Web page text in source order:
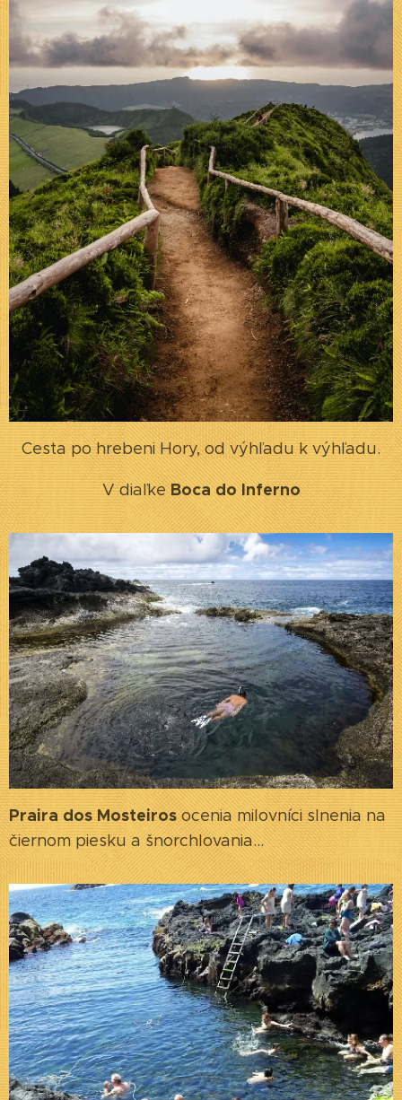
Cesta po hrebeni Hory, od výhľadu k výhľadu.
V diaľkeBoca do Inferno
Praira dos Mosteirosocenia milovníci slnenia na
čiernom piesku a šnorchlovania...